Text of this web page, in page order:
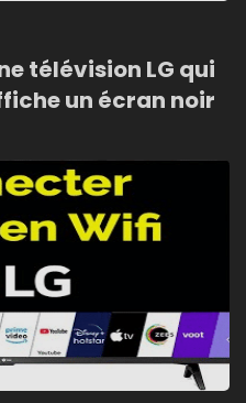
télévision LG qui
un écran noir